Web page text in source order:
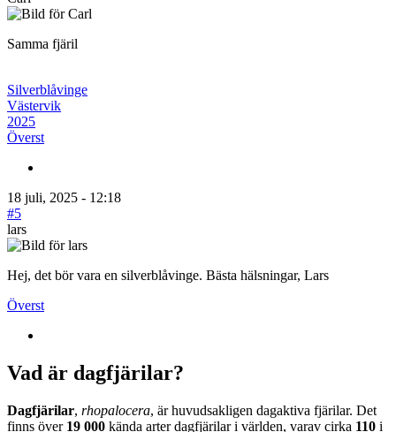
Samma fjäril
Silverblåvinge
Västervik
2025
Överst
18 juli, 2025 - 12:18
#5
lars
Hej, det bör vara en silverblåvinge. Bästa hälsningar, Lars
Överst
Vad är dagfjärilar?
Dagfjärilar, rhopalocera, är huvudsakligen dagaktiva fjärilar. Det
finns över 19 000 kända arter dagfjärilar i världen, varav cirka 110 i